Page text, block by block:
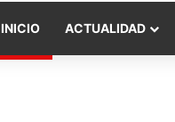
INICIO ACTUALIDAD